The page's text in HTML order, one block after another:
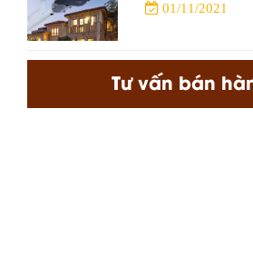
01/11/2021
Tư vấn bán